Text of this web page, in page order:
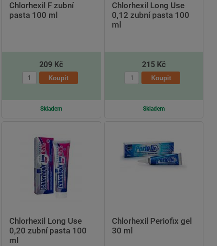
Chlorhexil F zubní
pasta 100 ml
209 Kč
Skladem
Chlorhexil Long Use
0,12 zubní pasta 100
ml
215 Kč
Skladem
Chlorhexil Long Use
0,20 zubní pasta 100
ml
Chlorhexil Periofix gel
30 ml